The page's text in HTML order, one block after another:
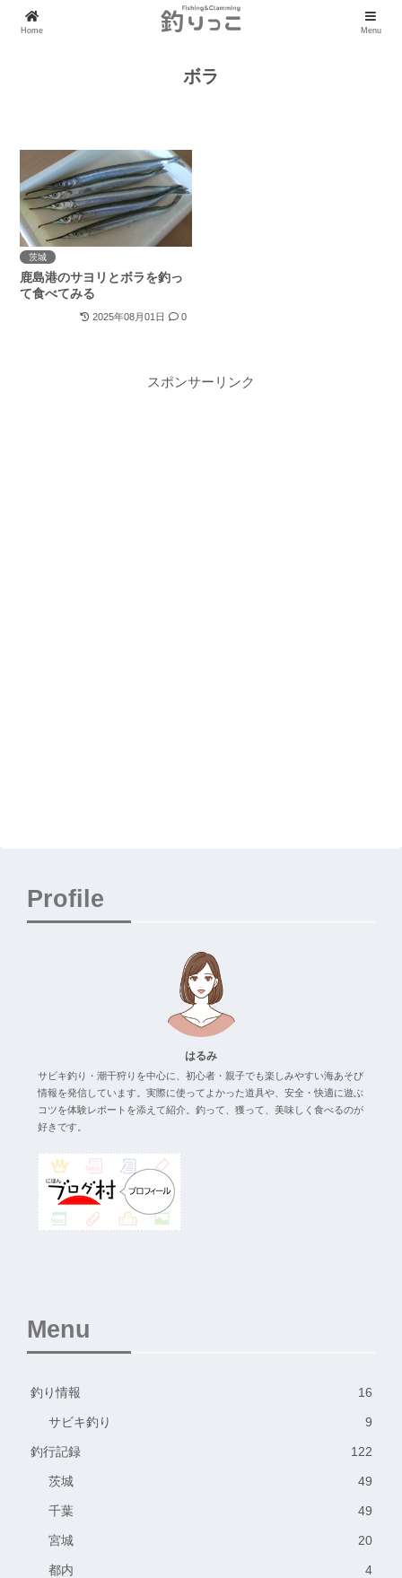
ボラ
茨城
鹿島港のサヨリとボラを釣っ
て食べてみる
2025年08月01日 0
スポンサーリンク
Profile
はるみ
サビキ釣り・潮干狩りを中心に、初心者・親子でも楽しみやすい海あそび
情報を発信しています。実際に使ってよかった道具や、安全・快適に遊ぶ
コツを体験レポートを添えて紹介。釣って、獲って、美味しく食べるのが
好きです。
Menu
釣り情報 16
サビキ釣り 9
釣行記録 122
茨城 49
千葉 49
宮城 20
都内 4
Home Menu